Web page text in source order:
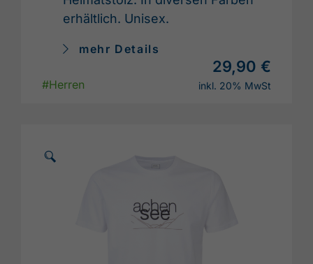
erhältlich. Unisex.
mehr Details
#Herren
29,90 €
inkl. 20% MwSt
🗵